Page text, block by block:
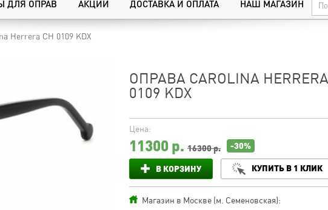
ДЛЯ ОПРАВ АКЦИИ ДОСТАВКА И ОПЛАТА НАШ МАГАЗИН
Herrera CH 0109 KDX
ОПРАВА CAROLINA
0109 KDX
Цена:
11300 р. 16300 р. -30%
В КОРЗИНУ КУПИТЬ В 1 КЛИК
Магазин в Москве (м. Семеновская):